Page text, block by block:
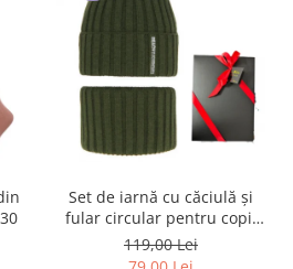
Set de iarnă cu căciulă și
fular circular pentru copii
Livido 5465.09.K30 kaki
produs in Polonia
119,00 Lei